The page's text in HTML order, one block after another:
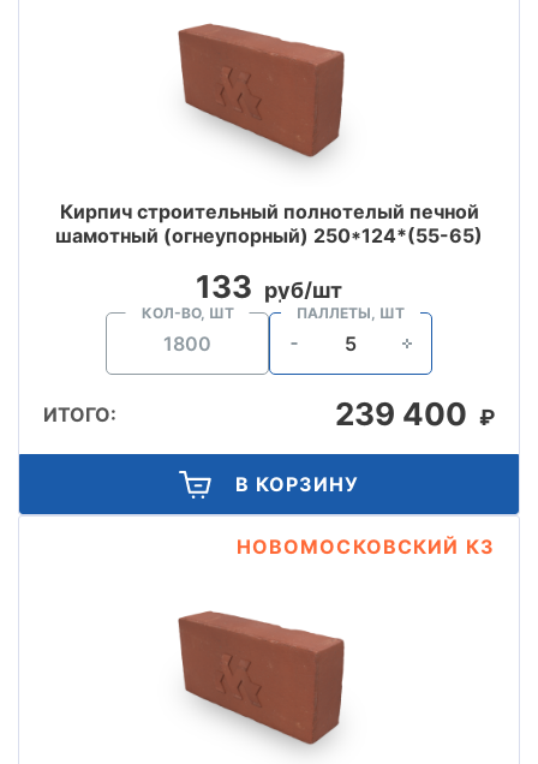
Кирпич строительный полнотелый печной
шамотный (огнеупорный) 250*124*(55-65)
133 руб/шт
КОЛ-ВО, ШТ ПАЛЛЕТЫ, ШТ
ИТОГО: 239 400 ₽
В КОРЗИНУ
НОВОМОСКОВСКИЙ КЗ